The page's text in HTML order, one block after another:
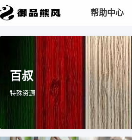
帮助中心
百叔
特殊资源